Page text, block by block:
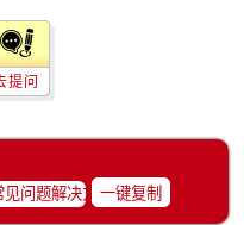
提问
一键复制